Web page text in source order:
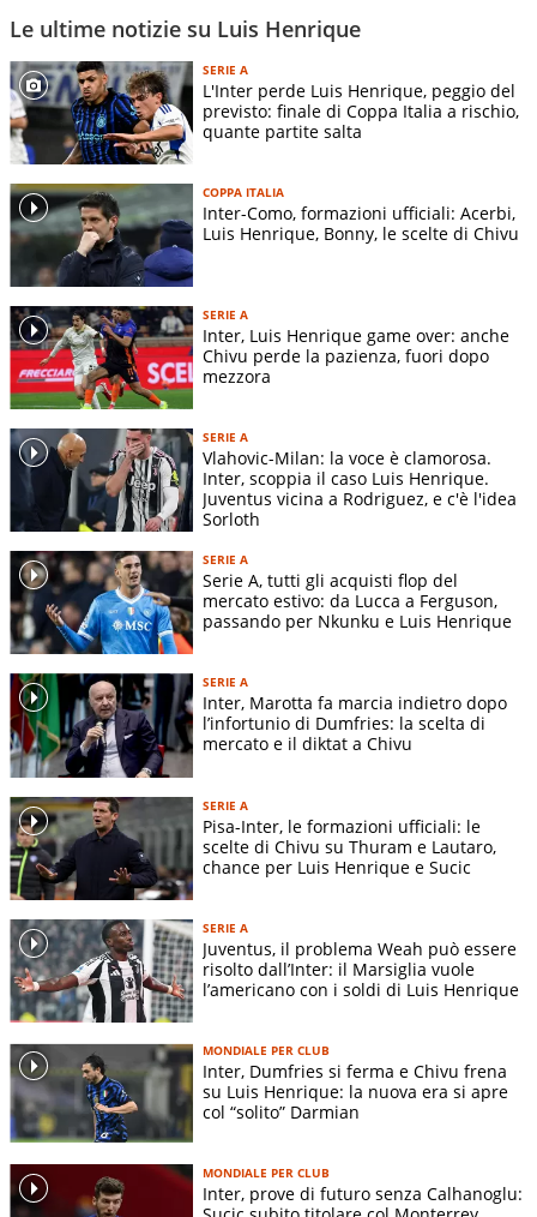
Le ultime notizie su Luis Henrique
SERIE A
L'Inter perde Luis Henrique, peggio del
previsto: finale di Coppa Italia a rischio,
quante partite salta
COPPA ITALIA
Inter-Como, formazioni ufficiali: Acerbi,
Luis Henrique, Bonny, le scelte di Chivu
SERIE A
Inter, Luis Henrique game over: anche
Chivu perde la pazienza, fuori dopo
mezzora
SERIE A
Vlahovic-Milan: la voce è clamorosa.
Inter, scoppia il caso Luis Henrique.
Juventus vicina a Rodriguez, e c'è l'idea
Sorloth
SERIE A
Serie A, tutti gli acquisti flop del
mercato estivo: da Lucca a Ferguson,
passando per Nkunku e Luis Henrique
SERIE A
Inter, Marotta fa marcia indietro dopo
l’infortunio di Dumfries: la scelta di
mercato e il diktat a Chivu
SERIE A
Pisa-Inter, le formazioni ufficiali: le
scelte di Chivu su Thuram e Lautaro,
chance per Luis Henrique e Sucic
SERIE A
Juventus, il problema Weah può essere
risolto dall’Inter: il Marsiglia vuole
l’americano con i soldi di Luis Henrique
MONDIALE PER CLUB
Inter, Dumfries si ferma e Chivu frena
su Luis Henrique: la nuova era si apre
col “solito” Darmian
MONDIALE PER CLUB
Inter, prove di futuro senza Calhanoglu: